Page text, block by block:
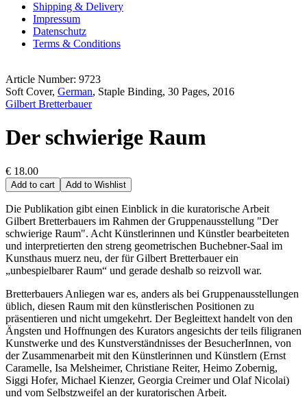
Shipping & Delivery
Impressum
Datenschutz
Terms & Conditions
Article Number: 9723
Soft Cover, German, Staple Binding, 30 Pages, 2016
Gilbert Bretterbauer
Der schwierige Raum
€ 18.00
Add to cart Add to Wishlist
Die Publikation gibt einen Einblick in die kuratorische Arbeit
Gilbert Bretterbauers im Rahmen der Gruppenausstellung "Der
schwierige Raum". Acht Künstlerinnen und Künstler bearbeiteten
und interpretierten den streng geometrischen Buchebner-Saal im
Kunsthaus muerz neu, der für Gilbert Bretterbauer ein
„unbespielbarer Raum“ und gerade deshalb so reizvoll war.
Bretterbauers Anliegen war es, anders als bei Gruppenausstellungen
üblich, diesen Raum mit den künstlerischen Positionen zu
präsentieren und nicht umgekehrt. Der Begleittext handelt von den
Ängsten und Hoffnungen des Kurators angesichts der teils filigranen
Kunstwerke und des Kunstverständnisses der BesucherInnen, von
der Zusammenarbeit mit den Künstlerinnen und Künstlern (Ernst
Caramelle, Isa Melsheimer, Christiane Reiter, Heimo Zobernig,
Siggi Hofer, Michael Kienzer, Georgia Creimer und Olaf Nicolai)
und vom Selbstzweifel an der kuratorischen Arbeit.